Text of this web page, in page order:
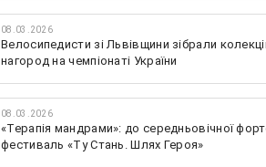
08.03.2026
Велосипедисти зі Львівщини зібрали
нагород на чемпіонаті України
08.03.2026
«Терапія мандрами»: до середньовічної
фестиваль «Ту Стань. Шлях Героя»